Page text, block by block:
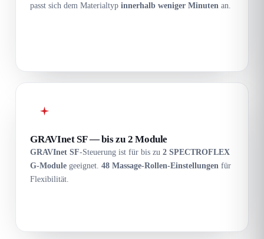
passt sich dem Materialtyp innerhalb weniger Minuten an.
GRAVInet SF — bis zu 2 Module
GRAVInet SF-Steuerung ist für bis zu 2 SPECTROFLEX
G-Module geeignet. 48 Massage-Rollen-Einstellungen für
Flexibilität.